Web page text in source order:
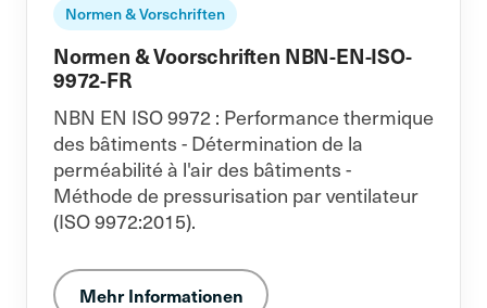
Normen & Vorschriften
Normen & Voorschriften NBN-EN-ISO-
9972-FR
NBN EN ISO 9972 : Performance thermique
des bâtiments - Détermination de la
perméabilité à l'air des bâtiments -
Méthode de pressurisation par ventilateur
(ISO 9972:2015).
Mehr Informationen